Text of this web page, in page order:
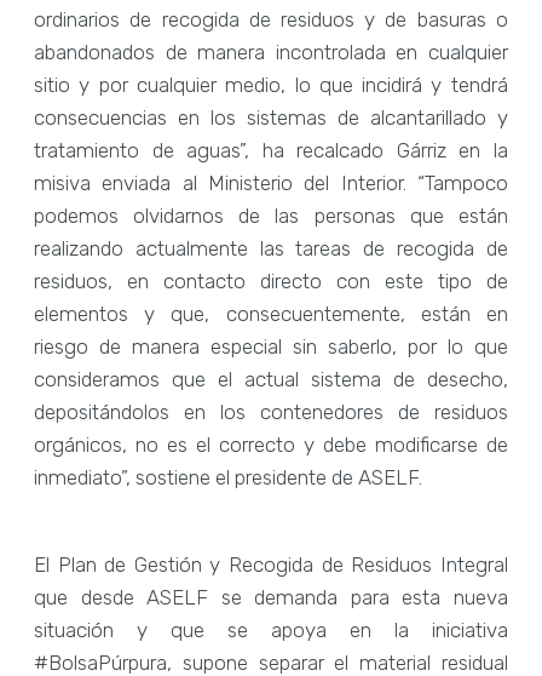
ordinarios de recogida de residuos y de basuras o
abandonados de manera incontrolada en cualquier
sitio y por cualquier medio, lo que incidirá y tendrá
consecuencias en los sistemas de alcantarillado y
tratamiento de aguas”, ha recalcado Gárriz en la
misiva enviada al Ministerio del Interior. “Tampoco
podemos olvidarnos de las personas que están
realizando actualmente las tareas de recogida de
residuos, en contacto directo con este tipo de
elementos y que, consecuentemente, están en
riesgo de manera especial sin saberlo, por lo que
consideramos que el actual sistema de desecho,
depositándolos en los contenedores de residuos
orgánicos, no es el correcto y debe modificarse de
inmediato”, sostiene el presidente de ASELF.
El Plan de Gestión y Recogida de Residuos Integral
que desde ASELF se demanda para esta nueva
situación y que se apoya en la iniciativa
#BolsaPúrpura, supone separar el material residual